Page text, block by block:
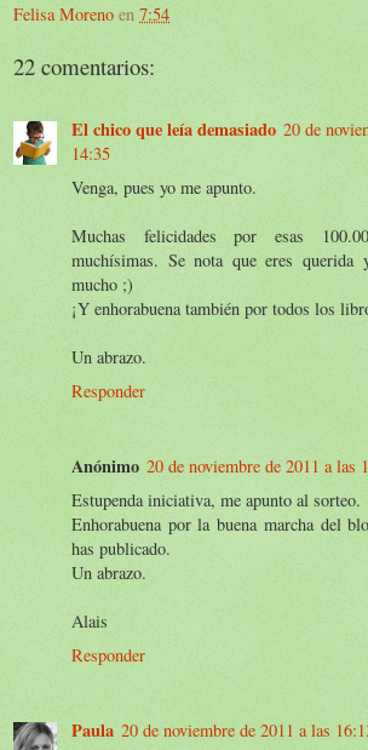
Felisa Moreno en 7:54
22 comentarios:
El chico que leía demasiado 20 de
14:35
Venga, pues yo me apunto.
Muchas felicidades por esas
muchísimas. Se nota que eres
mucho ;)
¡Y enhorabuena también por todos los
Un abrazo.
Responder
Anónimo 20 de noviembre de 2011 a las
Estupenda iniciativa, me apunto al sorteo.
Enhorabuena por la buena marcha del
has publicado.
Un abrazo.
Alais
Responder
Paula 20 de noviembre de 2011 a las